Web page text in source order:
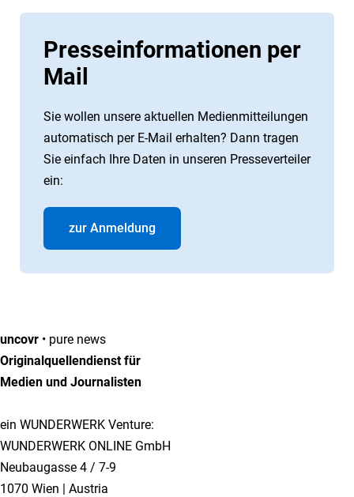
Presseinformationen per
Mail
Sie wollen unsere aktuellen Medienmitteilungen
automatisch per E-Mail erhalten? Dann tragen
Sie einfach Ihre Daten in unseren Presseverteiler
ein:
zur Anmeldung
uncovr • pure news
Originalquellendienst für
Medien und Journalisten
ein WUNDERWERK Venture:
WUNDERWERK ONLINE GmbH
Neubaugasse 4 / 7-9
1070 Wien | Austria